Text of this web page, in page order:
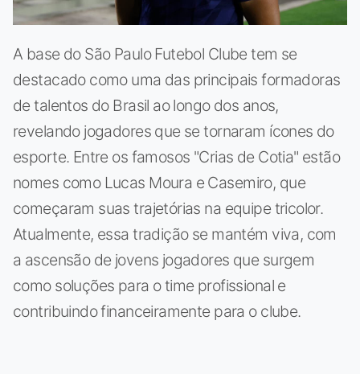
A base do São Paulo Futebol Clube tem se
destacado como uma das principais formadoras
de talentos do Brasil ao longo dos anos,
revelando jogadores que se tornaram ícones do
esporte. Entre os famosos "Crias de Cotia" estão
nomes como Lucas Moura e Casemiro, que
começaram suas trajetórias na equipe tricolor.
Atualmente, essa tradição se mantém viva, com
a ascensão de jovens jogadores que surgem
como soluções para o time profissional e
contribuindo financeiramente para o clube.